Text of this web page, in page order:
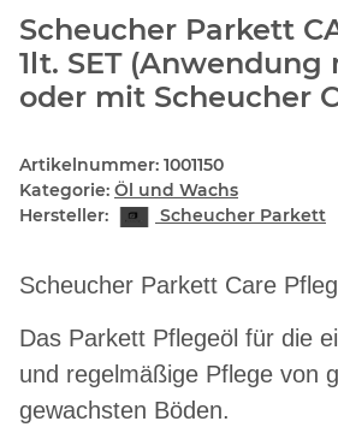
Scheucher Parkett
1lt. SET (Anwendung
oder mit Scheucher
Artikelnummer: 1001150
Kategorie: Öl und Wachs
Hersteller:
Scheucher Parkett
Scheucher Parkett Care
Das Parkett Pflegeöl für die
und regelmäßige Pflege von
gewachsten Böden.